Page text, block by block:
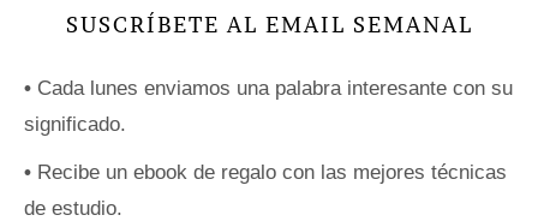
SUSCRÍBETE AL EMAIL SEMANAL
• Cada lunes enviamos una palabra interesante con su
significado.
• Recibe un ebook de regalo con las mejores técnicas
de estudio.